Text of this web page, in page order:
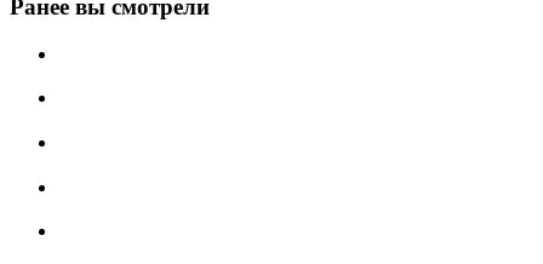
Ранее вы смотрели